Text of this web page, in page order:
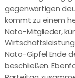
gegenwärtigen
kommt zu einem
Nato-Mitglieder,
Wirtschaftsleistung
Nato-Gipfel Ende
beschließen.